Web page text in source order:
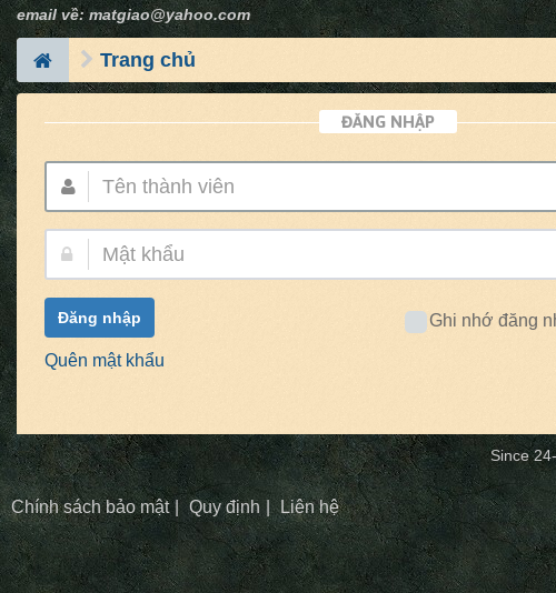
email về:matgiao@yahoo.com
Trang chủ
ĐĂNG NHẬP
thành
khẩu:
Ghi nhớ đăng
Đăng nhập
Quên mật khẩu
Since
Chính sách bảo mật Quy định Liên hệ